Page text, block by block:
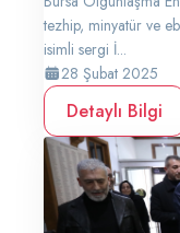
tezhip, minyatür ve
isimli sergi İ...
28 Şubat 2025
Detaylı Bilgi